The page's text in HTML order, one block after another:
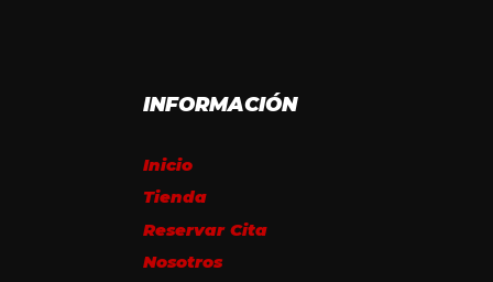
INFORMACIÓN
Inicio
Tienda
Reservar Cita
Nosotros